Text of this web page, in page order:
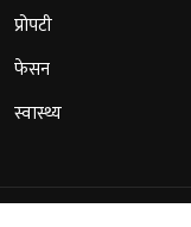
प्रोपटी
फेसन
स्वास्थ्य